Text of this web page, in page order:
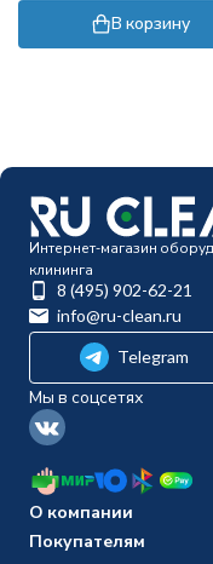
В корзину
Интернет-магазин
клининга
8 (495) 902-62-21
info@ru-clean.ru
Telegram
Мы в соцсетях
О компании
Покупателям